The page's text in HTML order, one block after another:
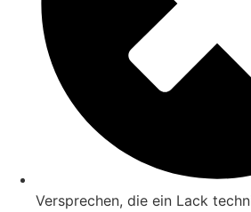
Versprechen, die ein Lack